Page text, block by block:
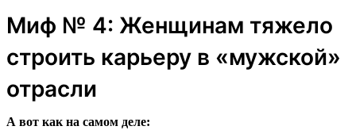
Миф № 4: Женщинам тяжело
строить карьеру в «мужской»
отрасли
А вот как на самом деле: